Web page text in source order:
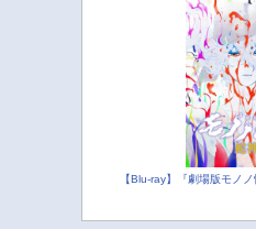
【Blu-ray】『劇場版モノ